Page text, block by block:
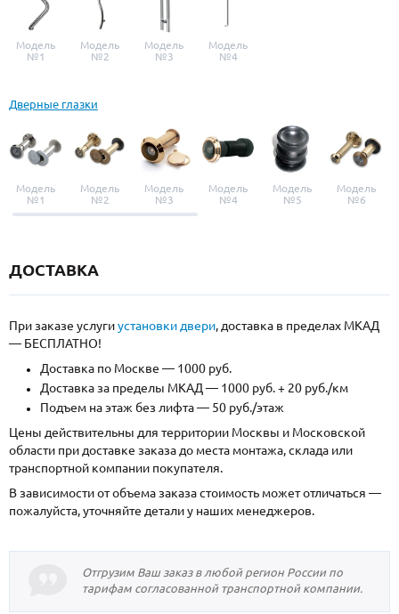
Модель
№1
Модель
№2
Модель
№3
Модель
№4
Дверные глазки
Модель
№1
Модель
№2
Модель
№3
Модель
№4
Модель
№5
Модель
№6
ДОСТАВКА
При заказе услугиустановки двери, доставка в пределах МКАД
— БЕСПЛАТНО!
Доставка по Москве — 1000 руб.
Доставка за пределы МКАД — 1000 руб. + 20 руб./км
Подъем на этаж без лифта — 50 руб./этаж
Цены действительны для территории Москвы и Московской
области при доставке заказа до места монтажа, склада или
транспортной компании покупателя.
В зависимости от объема заказа стоимость может отличаться —
пожалуйста, уточняйте детали у наших менеджеров.
Отгрузим Ваш заказ в любой регион России по
тарифам согласованной транспортной компании.